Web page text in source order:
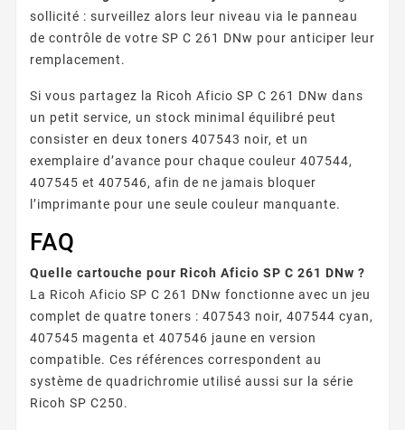
sollicité : surveillez alors leur niveau via le panneau
de contrôle de votre SP C 261 DNw pour anticiper leur
remplacement.
Si vous partagez la Ricoh Aficio SP C 261 DNw dans
un petit service, un stock minimal équilibré peut
consister en deux toners 407543 noir, et un
exemplaire d’avance pour chaque couleur 407544,
407545 et 407546, afin de ne jamais bloquer
l’imprimante pour une seule couleur manquante.
FAQ
Quelle cartouche pour Ricoh Aficio SP C 261 DNw ?
La Ricoh Aficio SP C 261 DNw fonctionne avec un jeu
complet de quatre toners : 407543 noir, 407544 cyan,
407545 magenta et 407546 jaune en version
compatible. Ces références correspondent au
système de quadrichromie utilisé aussi sur la série
Ricoh SP C250.